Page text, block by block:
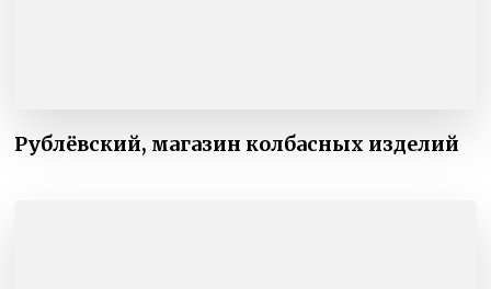
Рублёвский, магазин колбасных изделий